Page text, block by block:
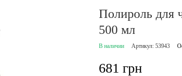
Полироль для
500 мл
В наличии Артикул: 53943
681 грн